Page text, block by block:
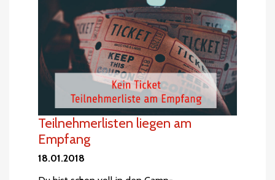
Teilnehmerlisten liegen am
Empfang
18.01.2018